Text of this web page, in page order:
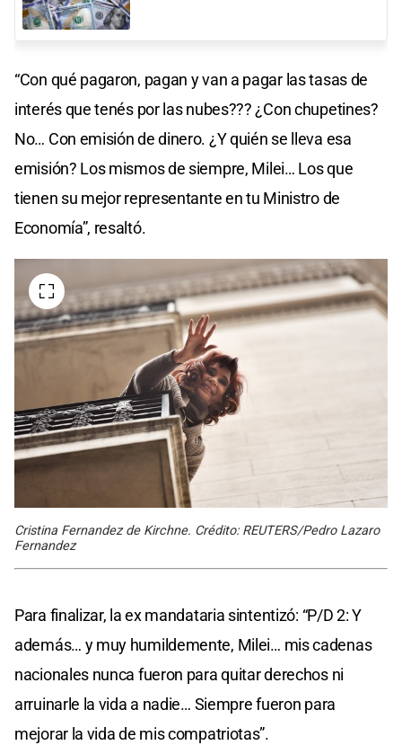
“Con qué pagaron, pagan y van a pagar las tasas de
interés que tenés por las nubes??? ¿Con chupetines?
No… Con emisión de dinero. ¿Y quién se lleva esa
emisión? Los mismos de siempre, Milei… Los que
tienen su mejor representante en tu Ministro de
Economía”, resaltó.
Cristina Fernandez de Kirchne. Crédito: REUTERS/Pedro Lazaro
Fernandez
Para finalizar, la ex mandataria sintentizó: “P/D 2: Y
además… y muy humildemente, Milei… mis cadenas
nacionales nunca fueron para quitar derechos ni
arruinarle la vida a nadie… Siempre fueron para
mejorar la vida de mis compatriotas”.